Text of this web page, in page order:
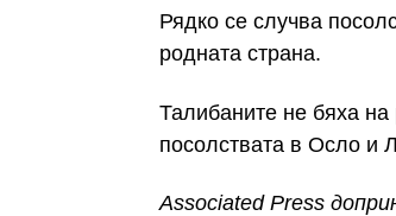
Рядко се случва
родната страна.
Талибаните не бяха на
посолствата в Осло и
Associated Press